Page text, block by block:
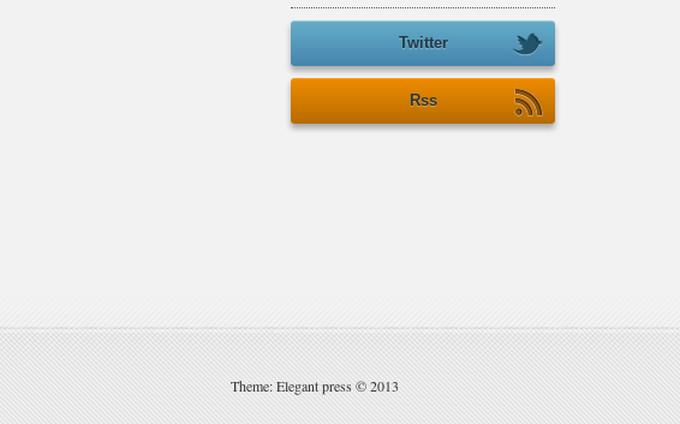
Twitter
Rss
Theme: Elegant press © 2013